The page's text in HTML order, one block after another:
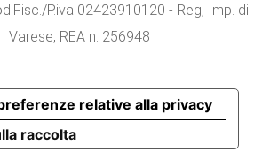
P.iva 02423910120 - Reg, Imp. di
Varese, REA n. 256948
raccolta
relative alla privacy